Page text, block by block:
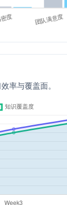
率与覆盖面。